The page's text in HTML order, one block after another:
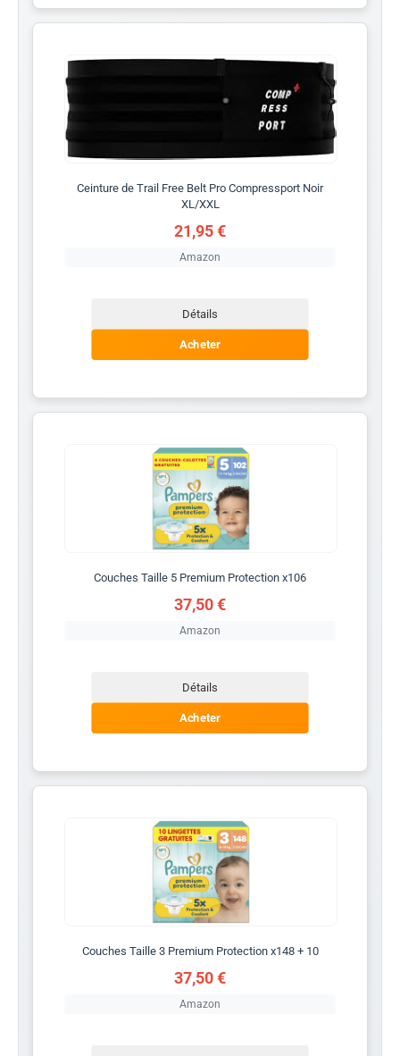
Ceinture de Trail Free Belt Pro Compressport Noir
XL/XXL
21,95 €
Amazon
Détails
Acheter
Couches Taille 5 Premium Protection x106
37,50 €
Amazon
Détails
Acheter
Couches Taille 3 Premium Protection x148 + 10
37,50 €
Amazon